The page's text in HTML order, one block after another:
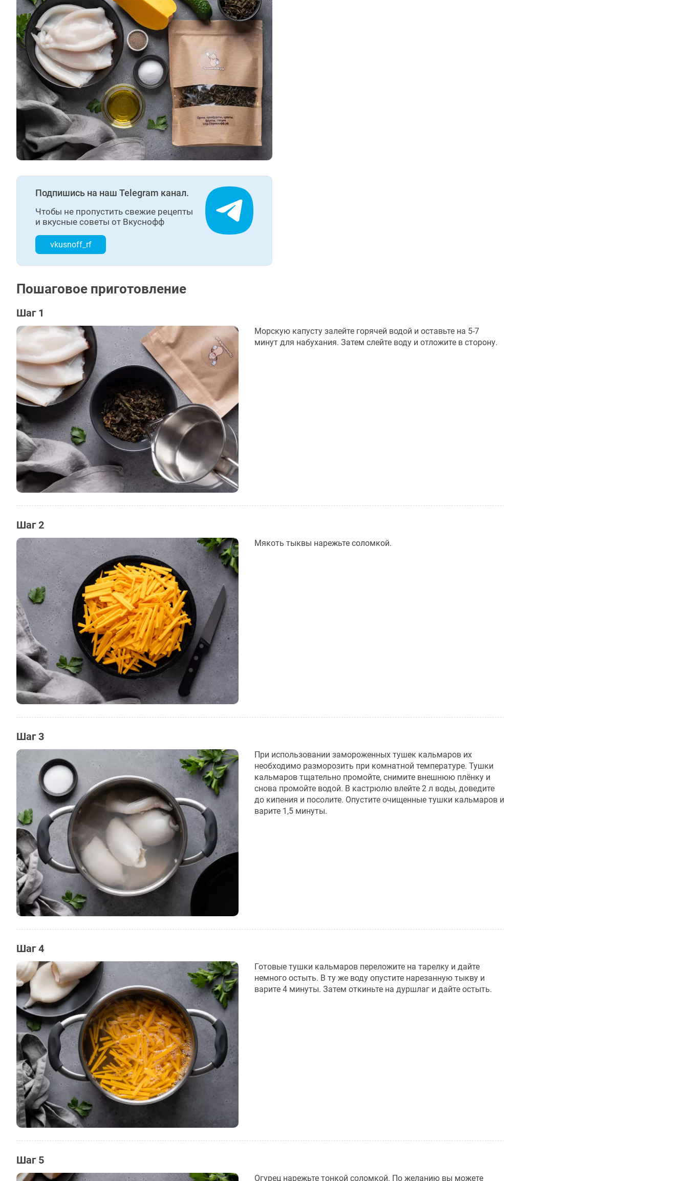
Подпишись на наш Telegram канал.
Чтобы не пропустить свежие рецепты
и вкусные советы от Вкуснофф
vkusnoff_rf
Пошаговое приготовление
Шаг 1
Морскую капусту залейте горячей водой и оставьте на 5-7
минут для набухания. Затем слейте воду и отложите в сторону.
Шаг 2
Мякоть тыквы нарежьте соломкой.
Шаг 3
При использовании замороженных тушек кальмаров их
необходимо разморозить при комнатной температуре. Тушки
кальмаров тщательно промойте, снимите внешнюю плёнку и
снова промойте водой. В кастрюлю влейте 2 л воды, доведите
до кипения и посолите. Опустите очищенные тушки кальмаров и
варите 1,5 минуты.
Шаг 4
Готовые тушки кальмаров переложите на тарелку и дайте
немного остыть. В ту же воду опустите нарезанную тыкву и
варите 4 минуты. Затем откиньте на дуршлаг и дайте остыть.
Шаг 5
Огурец нарежьте тонкой соломкой. По желанию вы можете